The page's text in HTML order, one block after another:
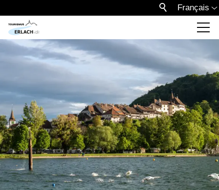
Français